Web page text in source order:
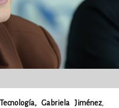
Gabriela Jiménez,